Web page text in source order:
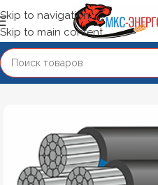
Skip to navigation
Skip to main content